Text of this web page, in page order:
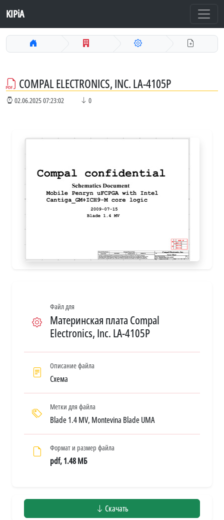
KIPiA
COMPAL ELECTRONICS, INC. LA-4105P
02.06.2025 07:23:02 0
Файл для
Материнская плата Compal
Electronics, Inc. LA-4105P
Описание файла
Схема
Метки для файла
Blade 1.4 MV, Montevina Blade UMA
Формат и размер файла
pdf, 1.48 МБ
Скачать